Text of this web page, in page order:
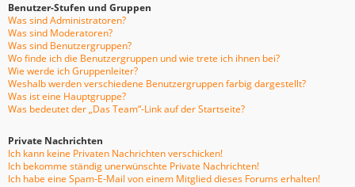
Benutzer-Stufen und Gruppen
Was sind Administratoren?
Was sind Moderatoren?
Was sind Benutzergruppen?
Wo finde ich die Benutzergruppen und wie trete ich ihnen bei?
Wie werde ich Gruppenleiter?
Weshalb werden verschiedene Benutzergruppen farbig dargestellt?
Was ist eine Hauptgruppe?
Was bedeutet der „Das Team“-Link auf der Startseite?
Private Nachrichten
Ich kann keine Privaten Nachrichten verschicken!
Ich bekomme ständig unerwünschte Private Nachrichten!
Ich habe eine Spam-E-Mail von einem Mitglied dieses Forums erhalten!